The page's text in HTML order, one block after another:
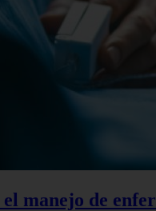
manejo de